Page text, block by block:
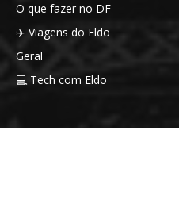
O que fazer no DF
✈️ Viagens do Eldo
Geral
💻 Tech com Eldo